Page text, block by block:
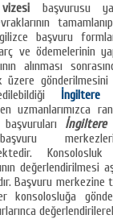
başvurusu
başvuru
ve ödemelerinin
alınması
üzere
İngiltere
uzmanlarımızca
İngiltere
değerlendirilmesi
Başvuru merkezine
konsolosluğa